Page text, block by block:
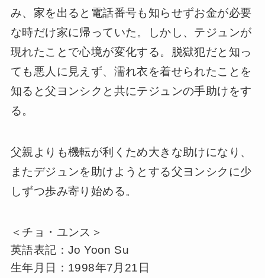
み、家を出ると電話番号も知らせずお金が必要
な時だけ家に帰っていた。しかし、テジュンが
現れたことで心境が変化する。脱獄犯だと知っ
ても悪人に見えず、濡れ衣を着せられたことを
知ると父ヨンシクと共にテジュンの手助けをす
る。
父親よりも機転が利くため大きな助けになり、
またデジュンを助けようとする父ヨンシクに少
しずつ歩み寄り始める。
＜チョ・ユンス＞
英語表記：Jo Yoon Su
生年月日：1998年7月21日